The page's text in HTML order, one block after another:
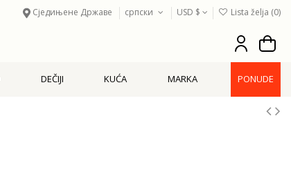
Сједињене Државе српски USD $ Lista želja (0)
DEČIJI KUĆA MARKA PONUDE